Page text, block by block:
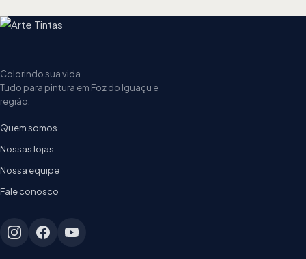
Colorindo sua vida.
Tudo para pintura em Foz do Iguaçu e
região.
Quem somos
Nossas lojas
Nossa equipe
Fale conosco